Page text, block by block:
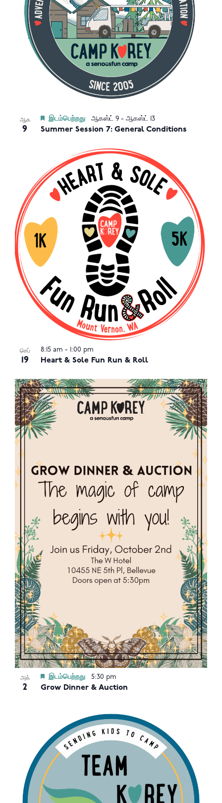
View
ஆக
9 Summer Session 7: General Conditions
இடம்பெற்றது ஆகஸ்ட் 9 - ஆகஸ்ட் 13
செப்
19 Heart & Sole Fun Run & Roll
8:15 am - 1:00 pm
அக்
2 Grow Dinner & Auction
இடம்பெற்றது 5:30 pm